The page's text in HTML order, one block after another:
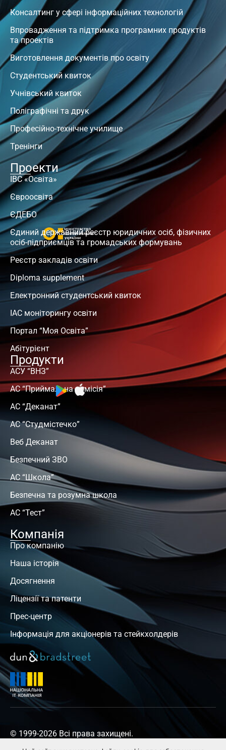
Консалтинг у сфері інформаційних технологій
Впровадження та підтримка програмних продуктів
та проектів
Виготовлення документів про освіту
Студентський квиток
Учнівський квиток
Поліграфічні та друк
Професійно-технічне училище
Тренінги
Проекти
ІВС «Освіта»
Євроосвіта
ЄДЕБО
Єдиний державний реєстр юридичних осіб, фізичних
осіб-підприємців та громадських формувань
Реєстр закладів освіти
Diploma supplement
Електронний студентський квиток
ІАС моніторингу освіти
Портал “Моя Освіта”
Абітурієнт
Продукти
АСУ “ВНЗ”
АС “Приймальна комісія”
АС “Деканат”
АС “Студмістечко”
Веб Деканат
Безпечний ЗВО
АС “Школа”
Безпечна та розумна школа
АС “Тест”
Компанія
Про компанію
Наша історія
Досягнення
Ліцензії та патенти
Прес-центр
Інформація для акціонерів та стейкхолдерів
© 1999-2026 Всі права захищені.